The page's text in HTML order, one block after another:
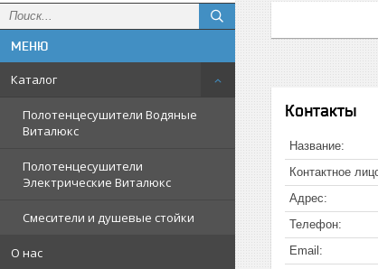
Каталог
Полотенцесушители Водяные
Виталюкс
Полотенцесушители
Электрические Виталюкс
Смесители и душевые стойки
О нас
Контакты